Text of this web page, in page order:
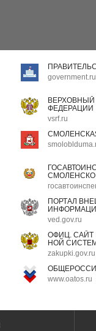
government.ru
ФЕДЕРАЦИИ
vsrf.ru
ПОРТАЛ
ved.gov.ru
ОФИЦ.
НОЙ
zakupki.gov.ru
www.oatos.ru